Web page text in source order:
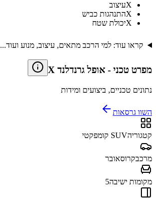
Xעיצוב
Xהתנהגות כביש
Xיכולת שטח
קראו עוד: למי הרכב מתאים, עיצוב, מנוע ועוד...
מפרט טכני - אופל גרנדלנד X
נתונים טכניים, ביצועים ומידות
השוו גרסאות
קטגוריהSUV קומפקטי
מרכבקרוסאובר
מקומות ישיבה5